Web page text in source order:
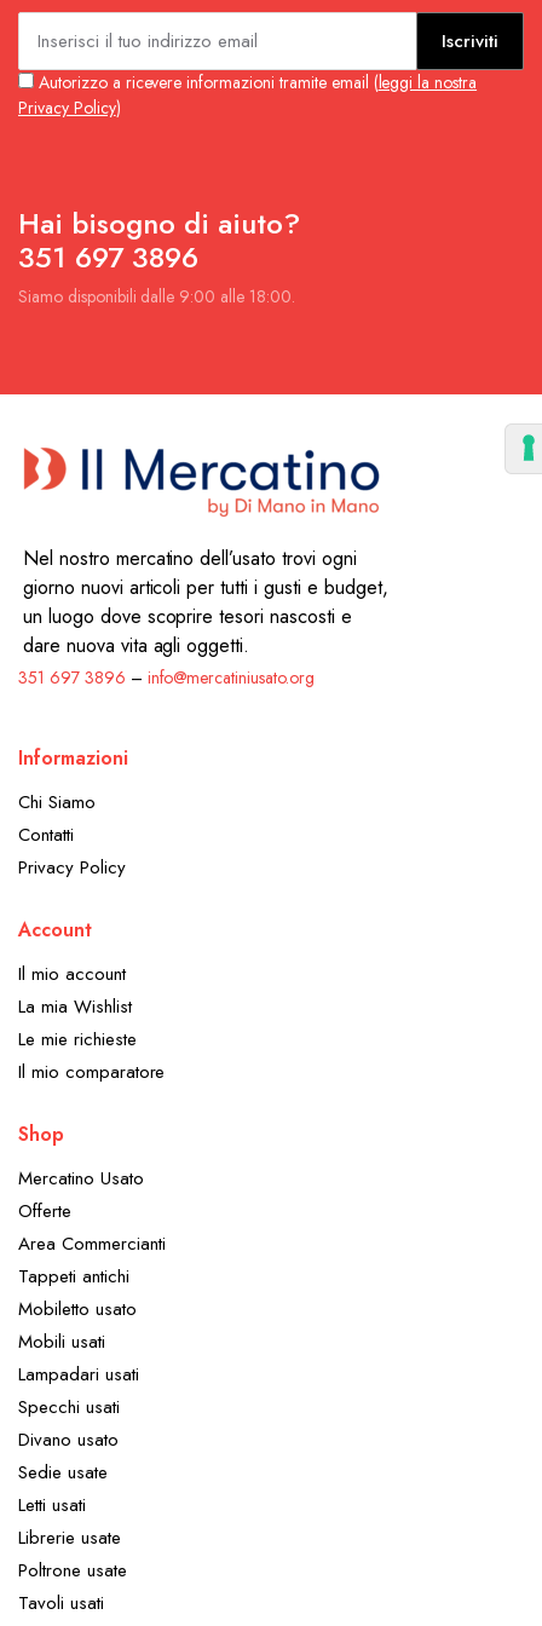
Iscriviti
Autorizzo a ricevere informazioni tramite email (leggi la nostra
Privacy Policy)
Hai bisogno di aiuto?
351 697 3896
Siamo disponibili dalle 9:00 alle 18:00.
Nel nostro mercatino dell’usato trovi ogni
giorno nuovi articoli per tutti i gusti e budget,
un luogo dove scoprire tesori nascosti e
dare nuova vita agli oggetti.
351 697 3896 – info@mercatiniusato.org
Informazioni
Chi Siamo
Contatti
Privacy Policy
Account
Il mio account
La mia Wishlist
Le mie richieste
Il mio comparatore
Shop
Mercatino Usato
Offerte
Area Commercianti
Tappeti antichi
Mobiletto usato
Mobili usati
Lampadari usati
Specchi usati
Divano usato
Sedie usate
Letti usati
Librerie usate
Poltrone usate
Tavoli usati